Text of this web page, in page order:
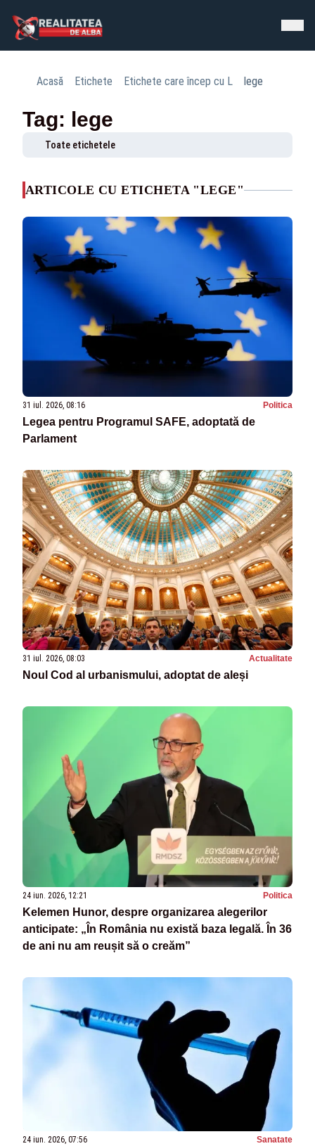
Acasă Etichete Etichete care încep cu L lege
Tag: lege
Toate etichetele
ARTICOLE CU ETICHETA "LEGE"
31 iul. 2026, 08:16 Politica
Legea pentru Programul SAFE, adoptată de
Parlament
31 iul. 2026, 08:03 Actualitate
Noul Cod al urbanismului, adoptat de aleși
24 iun. 2026, 12:21 Politica
Kelemen Hunor, despre organizarea alegerilor
anticipate: „În România nu există baza legală. În 36
de ani nu am reușit să o creăm”
24 iun. 2026, 07:56 Sanatate